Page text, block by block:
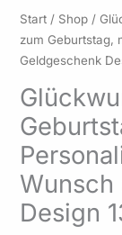
Start / Shop /
zum Geburtstag,
Geldgeschenk
Wunsch
Design
zum
Geburtstag,
und
auf
Wunsch
als
Geldgeschenk
Design